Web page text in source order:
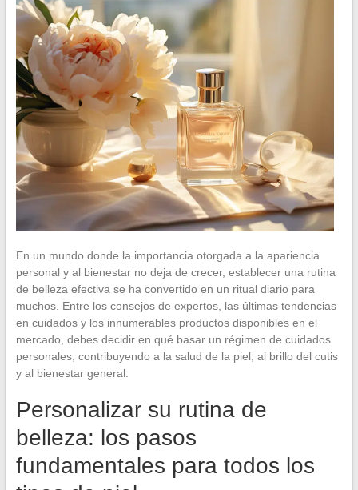
En un mundo donde la importancia otorgada a la apariencia
personal y al bienestar no deja de crecer, establecer una rutina
de belleza efectiva se ha convertido en un ritual diario para
muchos. Entre los consejos de expertos, las últimas tendencias
en cuidados y los innumerables productos disponibles en el
mercado, debes decidir en qué basar un régimen de cuidados
personales, contribuyendo a la salud de la piel, al brillo del cutis
y al bienestar general.
Personalizar su rutina de
belleza: los pasos
fundamentales para todos los